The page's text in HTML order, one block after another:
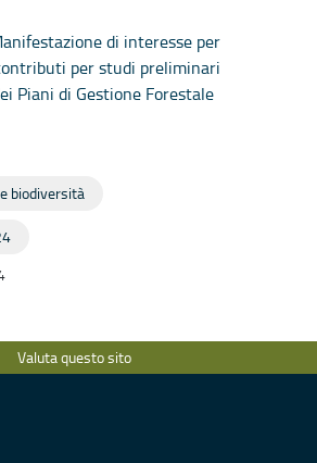
di interesse per
per studi preliminari
Piani di Gestione Forestale
biodiversità
Valuta questo sito